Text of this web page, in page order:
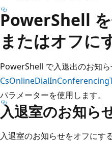
PowerShell
またはオフに
PowerShell で入退出のお知
パラメーターを使用します。
入退室のお知ら
入退室のお知らせをオフにす